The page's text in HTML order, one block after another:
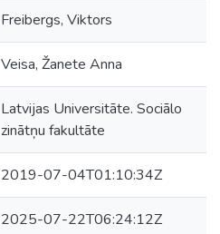
Freibergs, Viktors
Veisa, Žanete Anna
Latvijas Universitāte. Sociālo
zinātņu fakultāte
2019-07-04T01:10:34Z
2025-07-22T06:24:12Z